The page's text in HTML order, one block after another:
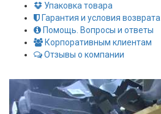
Упаковка товара
Гарантия и условия возврата
Помощь. Вопросы и ответы
Корпоративным клиентам
Отзывы о компании